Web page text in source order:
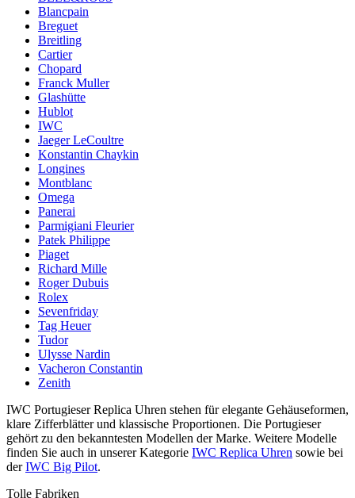
Blancpain
Breguet
Breitling
Cartier
Chopard
Franck Muller
Glashütte
Hublot
IWC
Jaeger LeCoultre
Konstantin Chaykin
Longines
Montblanc
Omega
Panerai
Parmigiani Fleurier
Patek Philippe
Piaget
Richard Mille
Roger Dubuis
Rolex
Sevenfriday
Tag Heuer
Tudor
Ulysse Nardin
Vacheron Constantin
Zenith
IWC Portugieser Replica Uhren stehen für elegante Gehäuseformen,
klare Zifferblätter und klassische Proportionen. Die Portugieser
gehört zu den bekanntesten Modellen der Marke. Weitere Modelle
finden Sie auch in unserer Kategorie IWC Replica Uhren sowie bei
derIWC Big Pilot.
Tolle Fabriken